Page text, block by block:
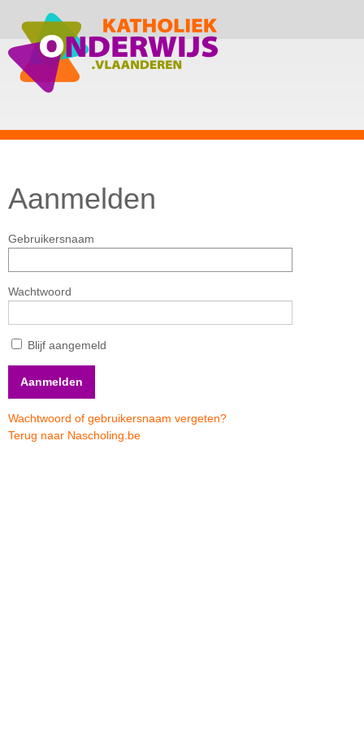
Aanmelden
Gebruikersnaam
Wachtwoord
Blijf aangemeld
Wachtwoord of gebruikersnaam vergeten?
Terug naar Nascholing.be